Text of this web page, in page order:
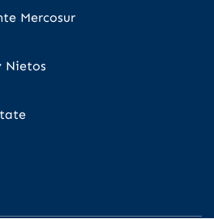
Mercosur
Nietos